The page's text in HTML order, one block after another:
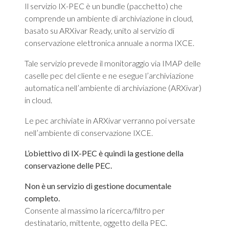
Il servizio IX-PEC è un bundle (pacchetto) che
comprende un ambiente di archiviazione in cloud,
basato su ARXivar Ready, unito al servizio di
conservazione elettronica annuale a norma IXCE.
Tale servizio prevede il monitoraggio via IMAP delle
caselle pec del cliente e ne esegue l’archiviazione
automatica nell’ambiente di archiviazione (ARXivar)
in cloud.
Le pec archiviate in ARXivar verranno poi versate
nell’ambiente di conservazione IXCE.
L’obiettivo di IX-PEC è quindi la gestione della
conservazione delle PEC.
Non è un servizio di gestione documentale
completo.
Consente al massimo la ricerca/filtro per
destinatario, mittente, oggetto della PEC.